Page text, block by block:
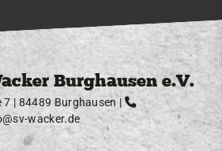
Burghausen e.V.
| 84489 Burghausen |
wacker.de